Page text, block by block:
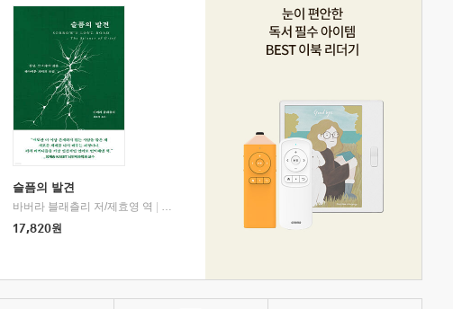
슬픔의 발견
바버라 블래츨리 저/제효영 역
디플롯
17,820원